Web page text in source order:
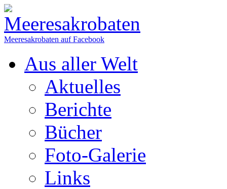
Meeresakrobaten auf Facebook
Aus aller Welt
Aktuelles
Berichte
Bücher
Foto-Galerie
Links